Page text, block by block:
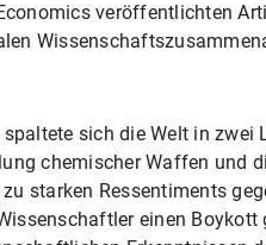
veröffentlichten
sich die Welt in
chemischer Waffen und
starken Ressentiments
einen